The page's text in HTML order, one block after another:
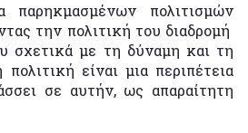
πολιτισμών
την πολιτική του διαδρομή
σχετικά με τη δύναμη και τη
είναι μια περιπέτεια
σε αυτήν, ως απαραίτητη